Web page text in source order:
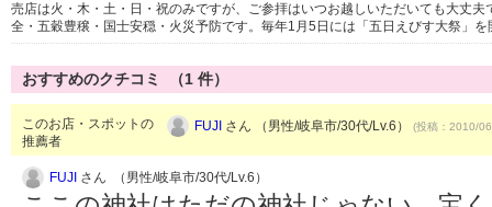
売店は火・木・土・日・祝のみですが、ご参拝はいつお越しいただいても大丈
全・五穀豊穣・国士安穏・火災予防です。毎年1月5日には「五日えびす大祭」
おすすめのクチコミ （1 件）
このお店・スポットの
推薦者
FUJI さん （男性/岐阜市/30代/Lv.6） (投稿：2010/
FUJI さん （男性/岐阜市/30代/Lv.6）